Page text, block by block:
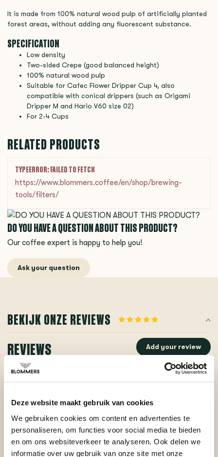
Deze website maakt gebruik van cookies
We gebruiken cookies om content en advertenties te
personaliseren, om functies voor social media te bieden
en om ons websiteverkeer te analyseren. Ook delen we
informatie over uw gebruik van onze site met onze
It is made from 100% natural wood pulp of artificially planted
forest areas, without adding any fluorescent substance.
SPECIFICATION
Low density
Two-sided Crepe (good balanced height)
100% natural wood pulp
Suitable for Cafec Flower Dripper Cup 4, also
compatible with conical drippers (such as Origami
Dripper M and Hario V60 size 02)
For 2-4 Cups
RELATED PRODUCTS
TYPEERROR: FAILED TO FETCH
https://www.blommers.coffee/en/shop/brewing-
tools/filters/
DO YOU HAVE A QUESTION ABOUT THIS PRODUCT?
Our coffee expert is happy to help you!
Ask your question
BEKIJK ONZE REVIEWS
REVIEWS Add your review
Posted on 6 November 2024 at 12:34 door Pierre
Tja. Zoals velen van ons, zijn wij 'groot gebracht' met
één merk filter: Melitta. Wie kent deze niet. Bruin, dik,
zwaar, grof zijn woorden die toepasbaar zijn op dit